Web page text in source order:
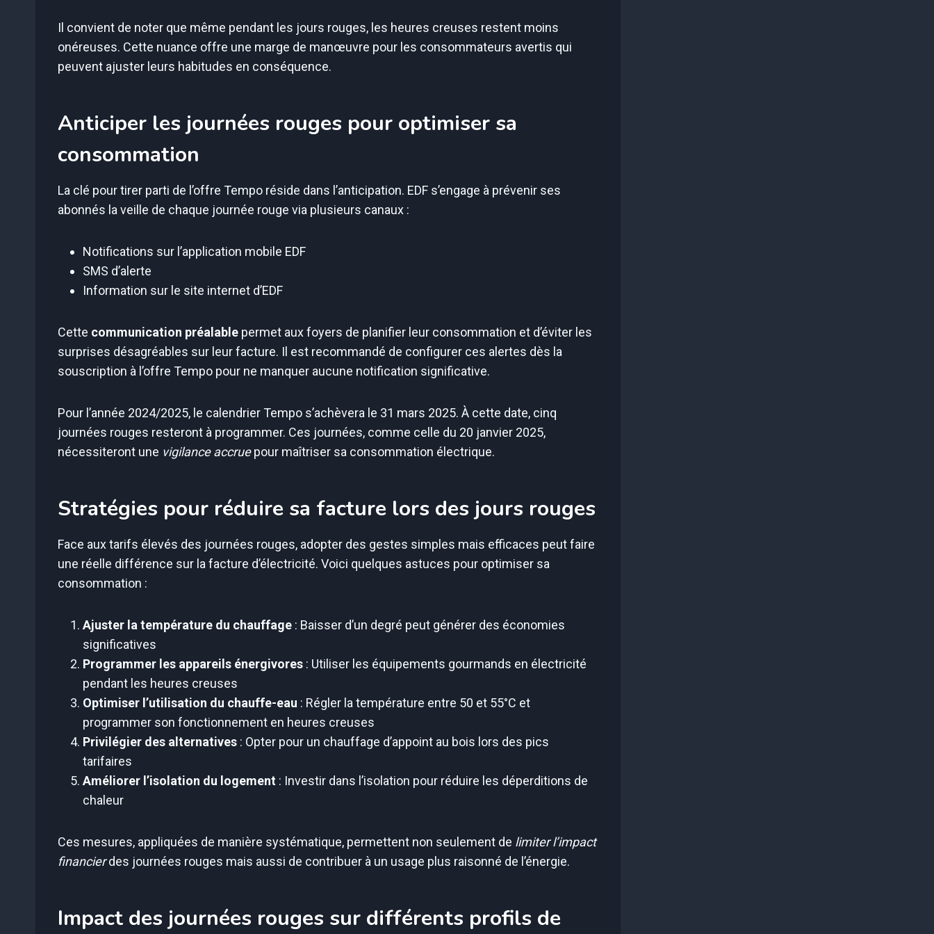
Il convient de noter que même pendant les jours rouges, les heures creuses restent moins
onéreuses. Cette nuance offre une marge de manœuvre pour les consommateurs avertis qui
peuvent ajuster leurs habitudes en conséquence.
Anticiper les journées rouges pour optimiser sa
consommation
La clé pour tirer parti de l’offre Tempo réside dans l’anticipation. EDF s’engage à prévenir ses
abonnés la veille de chaque journée rouge via plusieurs canaux :
Notifications sur l’application mobile EDF
SMS d’alerte
Information sur le site internet d’EDF
Cette communication préalable permet aux foyers de planifier leur consommation et d’éviter les
surprises désagréables sur leur facture. Il est recommandé de configurer ces alertes dès la
souscription à l’offre Tempo pour ne manquer aucune notification significative.
Pour l’année 2024/2025, le calendrier Tempo s’achèvera le 31 mars 2025. À cette date, cinq
journées rouges resteront à programmer. Ces journées, comme celle du 20 janvier 2025,
nécessiteront une vigilance accruepour maîtriser sa consommation électrique.
Stratégies pour réduire sa facture lors des jours rouges
Face aux tarifs élevés des journées rouges, adopter des gestes simples mais efficaces peut faire
une réelle différence sur la facture d’électricité. Voici quelques astuces pour optimiser sa
consommation :
Ajuster la température du chauffage : Baisser d’un degré peut générer des économies
significatives
Programmer les appareils énergivores : Utiliser les équipements gourmands en électricité
pendant les heures creuses
Optimiser l’utilisation du chauffe-eau : Régler la température entre 50 et 55°C et
programmer son fonctionnement en heures creuses
Privilégier des alternatives : Opter pour un chauffage d’appoint au bois lors des pics
tarifaires
Améliorer l’isolation du logement : Investir dans l’isolation pour réduire les déperditions de
chaleur
Ces mesures, appliquées de manière systématique, permettent non seulement de limiter l’impact
financierdes journées rouges mais aussi de contribuer à un usage plus raisonné de l’énergie.
Impact des journées rouges sur différents profils de